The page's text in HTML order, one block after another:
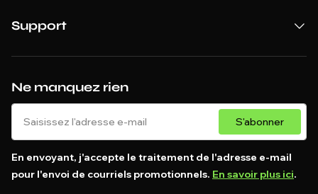
Ne manquez rien
S'abonner
En envoyant, j'accepte le traitement de l'adresse e-mail
pour l'envoi de courriels promotionnels. En savoir plus ici.
Support